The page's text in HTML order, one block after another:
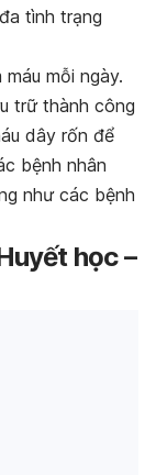
tình trạng
mỗi ngày.
trữ thành công
dây rốn để
bệnh nhân
như các bệnh
học –